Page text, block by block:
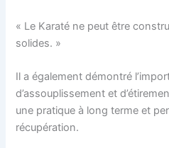
« Le Karaté ne peut être
solides. »
Il a également démontré
d’assouplissement et
une pratique à long terme et
récupération.